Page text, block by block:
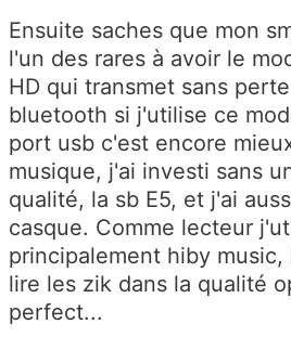
Ensuite saches que mon
l'un des rares à avoir le
HD qui transmet sans
bluetooth si j'utilise ce
port usb c'est encore
musique, j'ai investi sans
qualité, la sb E5, et j'ai
casque. Comme lecteur
principalement hiby
lire les zik dans la qualité
perfect...